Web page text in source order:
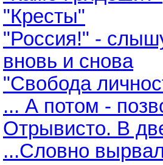
"Кресты"
"Россия!" -
вновь и снова
"Свобода
... А потом -
Отрывисто. В
...Словно